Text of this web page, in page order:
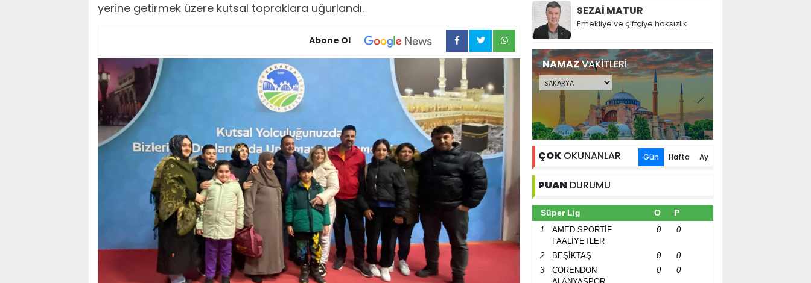
yerine getirmek üzere kutsal topraklara uğurlandı.
Abone Ol
SEZAİ MATUR
Emekliye ve çiftçiye haksızlık
NAMAZVAKİTLERİ
ÇOK OKUNANLAR Gün Hafta Ay
PUAN DURUMU
Süper Lig O P
1
AMED SPORTİF
FAALİYETLER
0 0
2 BEŞİKTAŞ 0
0
3
CORENDON
0 0